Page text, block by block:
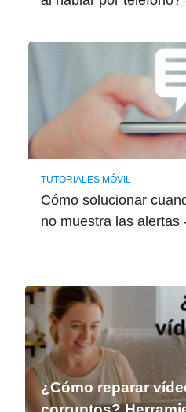
TUTORIALES MÓVIL
Cómo solucionar
no muestra las alertas
¿Cómo reparar